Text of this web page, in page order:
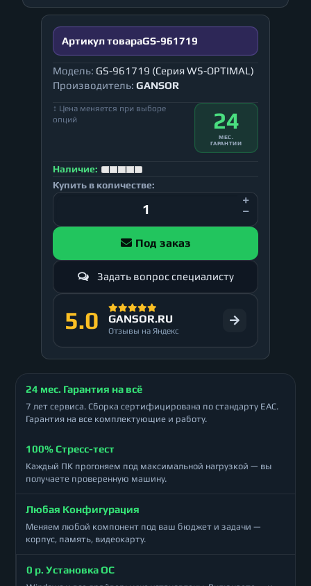
Артикул товараGS-961719
Модель: GS-961719 (Серия WS-OPTIMAL)
Производитель: GANSOR
↕ Цена меняется при выборе
опций
24
МЕС.
ГАРАНТИИ
Наличие:
Купить в количестве:
Под заказ
Задать вопрос специалисту
5.0 GANSOR.RU
Отзывы на Яндекс
24 мес. Гарантия на всё
7 лет сервиса. Сборка сертифицирована по стандарту ЕАС.
Гарантия на все комплектующие и работу.
100% Стресс-тест
Каждый ПК прогоняем под максимальной нагрузкой — вы
получаете проверенную машину.
Любая Конфигурация
Меняем любой компонент под ваш бюджет и задачи —
корпус, память, видеокарту.
0 р. Установка ОС